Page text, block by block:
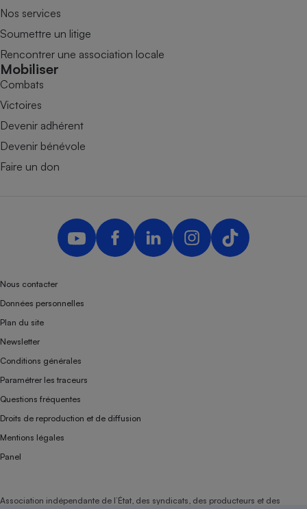
Nos services
Soumettre un litige
Rencontrer une association locale
Mobiliser
Combats
Victoires
Devenir adhérent
Devenir bénévole
Faire un don
Nous contacter
Données personnelles
Plan du site
Newsletter
Conditions générales
Paramétrer les traceurs
Questions fréquentes
Droits de reproduction et de diffusion
Mentions légales
Panel
Association indépendante de l’État, des syndicats, des producteurs et des